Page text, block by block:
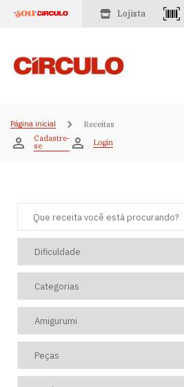
Lojista
Página inicial
Receitas
Cadastre-
se Login